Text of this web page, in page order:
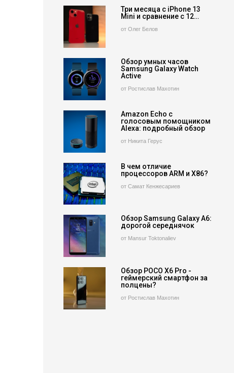
Три месяца с iPhone 13
Mini и сравнение с 12…
от Олег Белов
Обзор умных часов
Samsung Galaxy Watch
Active
от Ростислав Махотин
Amazon Echo с
голосовым помощником
Alexa: подробный обзор
от Никита Герус
В чем отличие
процессоров ARM и X86?
от Самат Кенжесариев
Обзор Samsung Galaxy A6:
дорогой середнячок
от Mansur Toktonaliev
Обзор POCO X6 Pro -
геймерский смартфон за
полцены?
от Ростислав Махотин